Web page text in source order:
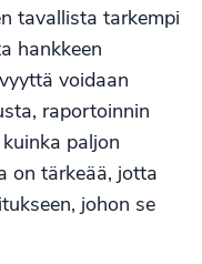
tavallista tarkempi
hankkeen
voidaan
raportoinnin
paljon
on tärkeää, jotta
johon se